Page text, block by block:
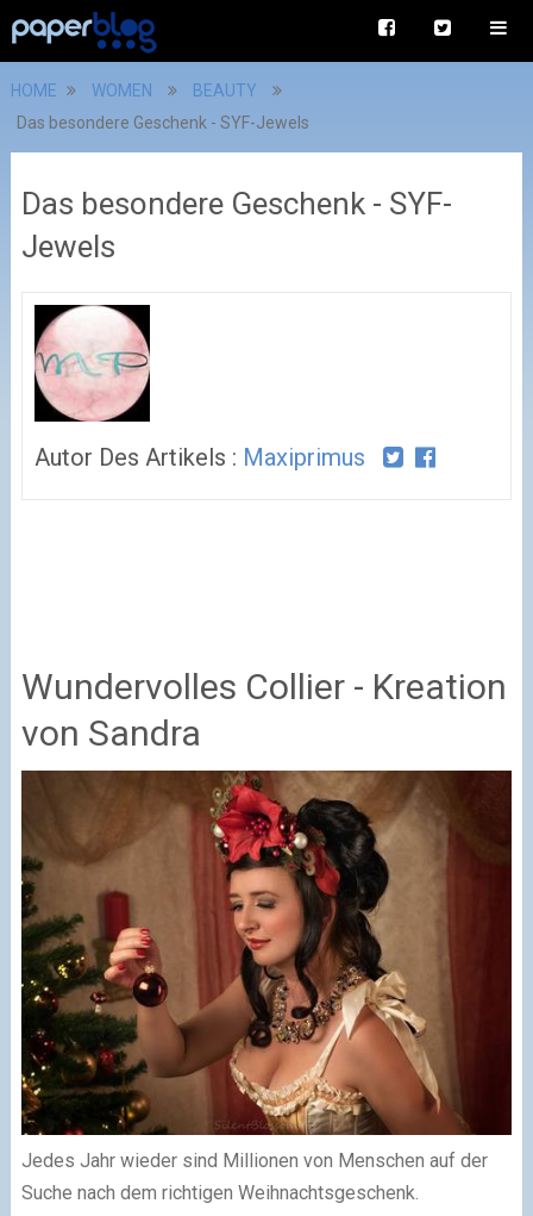
HOME WOMEN
BEAUTY
Das besondere Geschenk - SYF-Jewels
Das besondere Geschenk - SYF-
Jewels
Autor Des Artikels : Maxiprimus
Wundervolles Collier - Kreation
von Sandra
Jedes Jahr wieder sind Millionen von Menschen auf der
Suche nach dem richtigen Weihnachtsgeschenk.